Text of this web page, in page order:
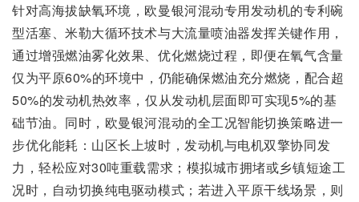
针对高海拔缺氧环境，欧曼银河混动专用发动机的专利碗
型活塞、米勒大循环技术与大流量喷油器发挥关键作用，
通过增强燃油雾化效果、优化燃烧过程，即便在氧气含量
仅为平原60%的环境中，仍能确保燃油充分燃烧，配合超
50%的发动机热效率，仅从发动机层面即可实现5%的基
础节油。同时，欧曼银河混动的全工况智能切换策略进一
步优化能耗：山区长上坡时，发动机与电机双擎协同发
力，轻松应对30吨重载需求；模拟城市拥堵或乡镇短途工
况时，自动切换纯电驱动模式；若进入平原干线场景，则